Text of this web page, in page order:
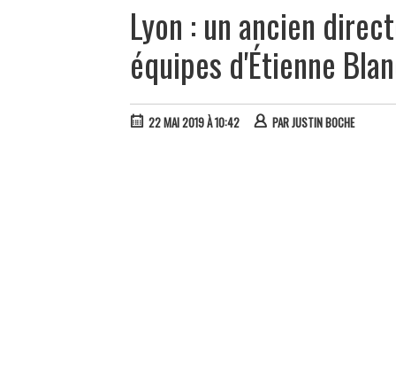
Lyon : un ancien
équipes d'Étienne
22 MAI 2019 À 10:42 PARJUSTIN BOCHE